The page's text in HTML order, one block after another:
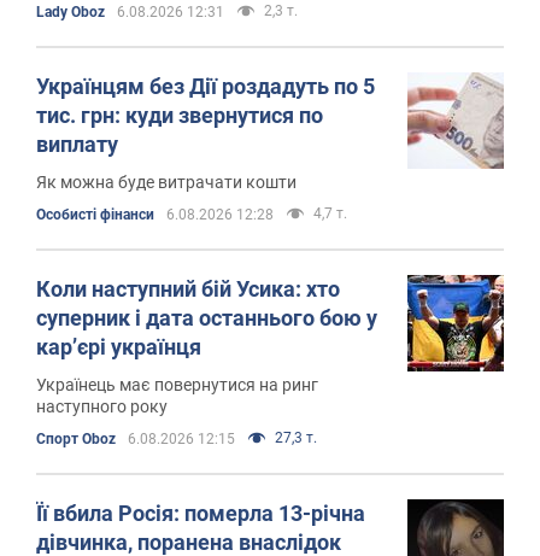
Lady Oboz 6.08.2026 12:31 2,3 т.
Українцям без Дії роздадуть по 5
тис. грн: куди звернутися по
виплату
Як можна буде витрачати кошти
Особисті фінанси 6.08.2026 12:28 4,7 т.
Коли наступний бій Усика: хто
суперник і дата останнього бою у
кар’єрі українця
Українець має повернутися на ринг
наступного року
Спорт Oboz 6.08.2026 12:15 27,3 т.
Її вбила Росія: померла 13-річна
дівчинка, поранена внаслідок